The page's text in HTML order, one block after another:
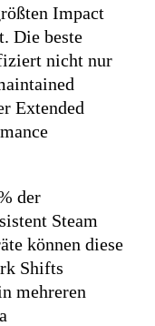
Impact
Die beste
nicht nur
Extended
der
Steam
können diese
Shifts
mehreren